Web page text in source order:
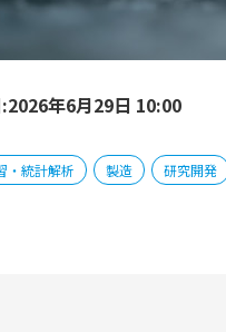
年6月29日 10:00
・統計解析 製造 研究開発